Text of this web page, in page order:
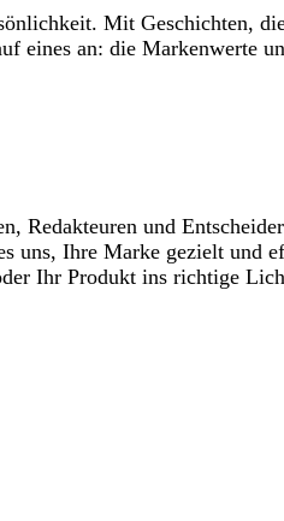
Mit Geschichten,
eines an: die Markenwerte
Redakteuren und
uns, Ihre Marke gezielt und
Ihr Produkt ins richtige